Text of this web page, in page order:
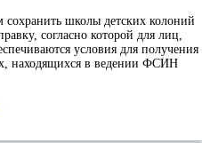
школы детских колоний
согласно которой для лиц,
условия для получения
находящихся в ведении ФСИН